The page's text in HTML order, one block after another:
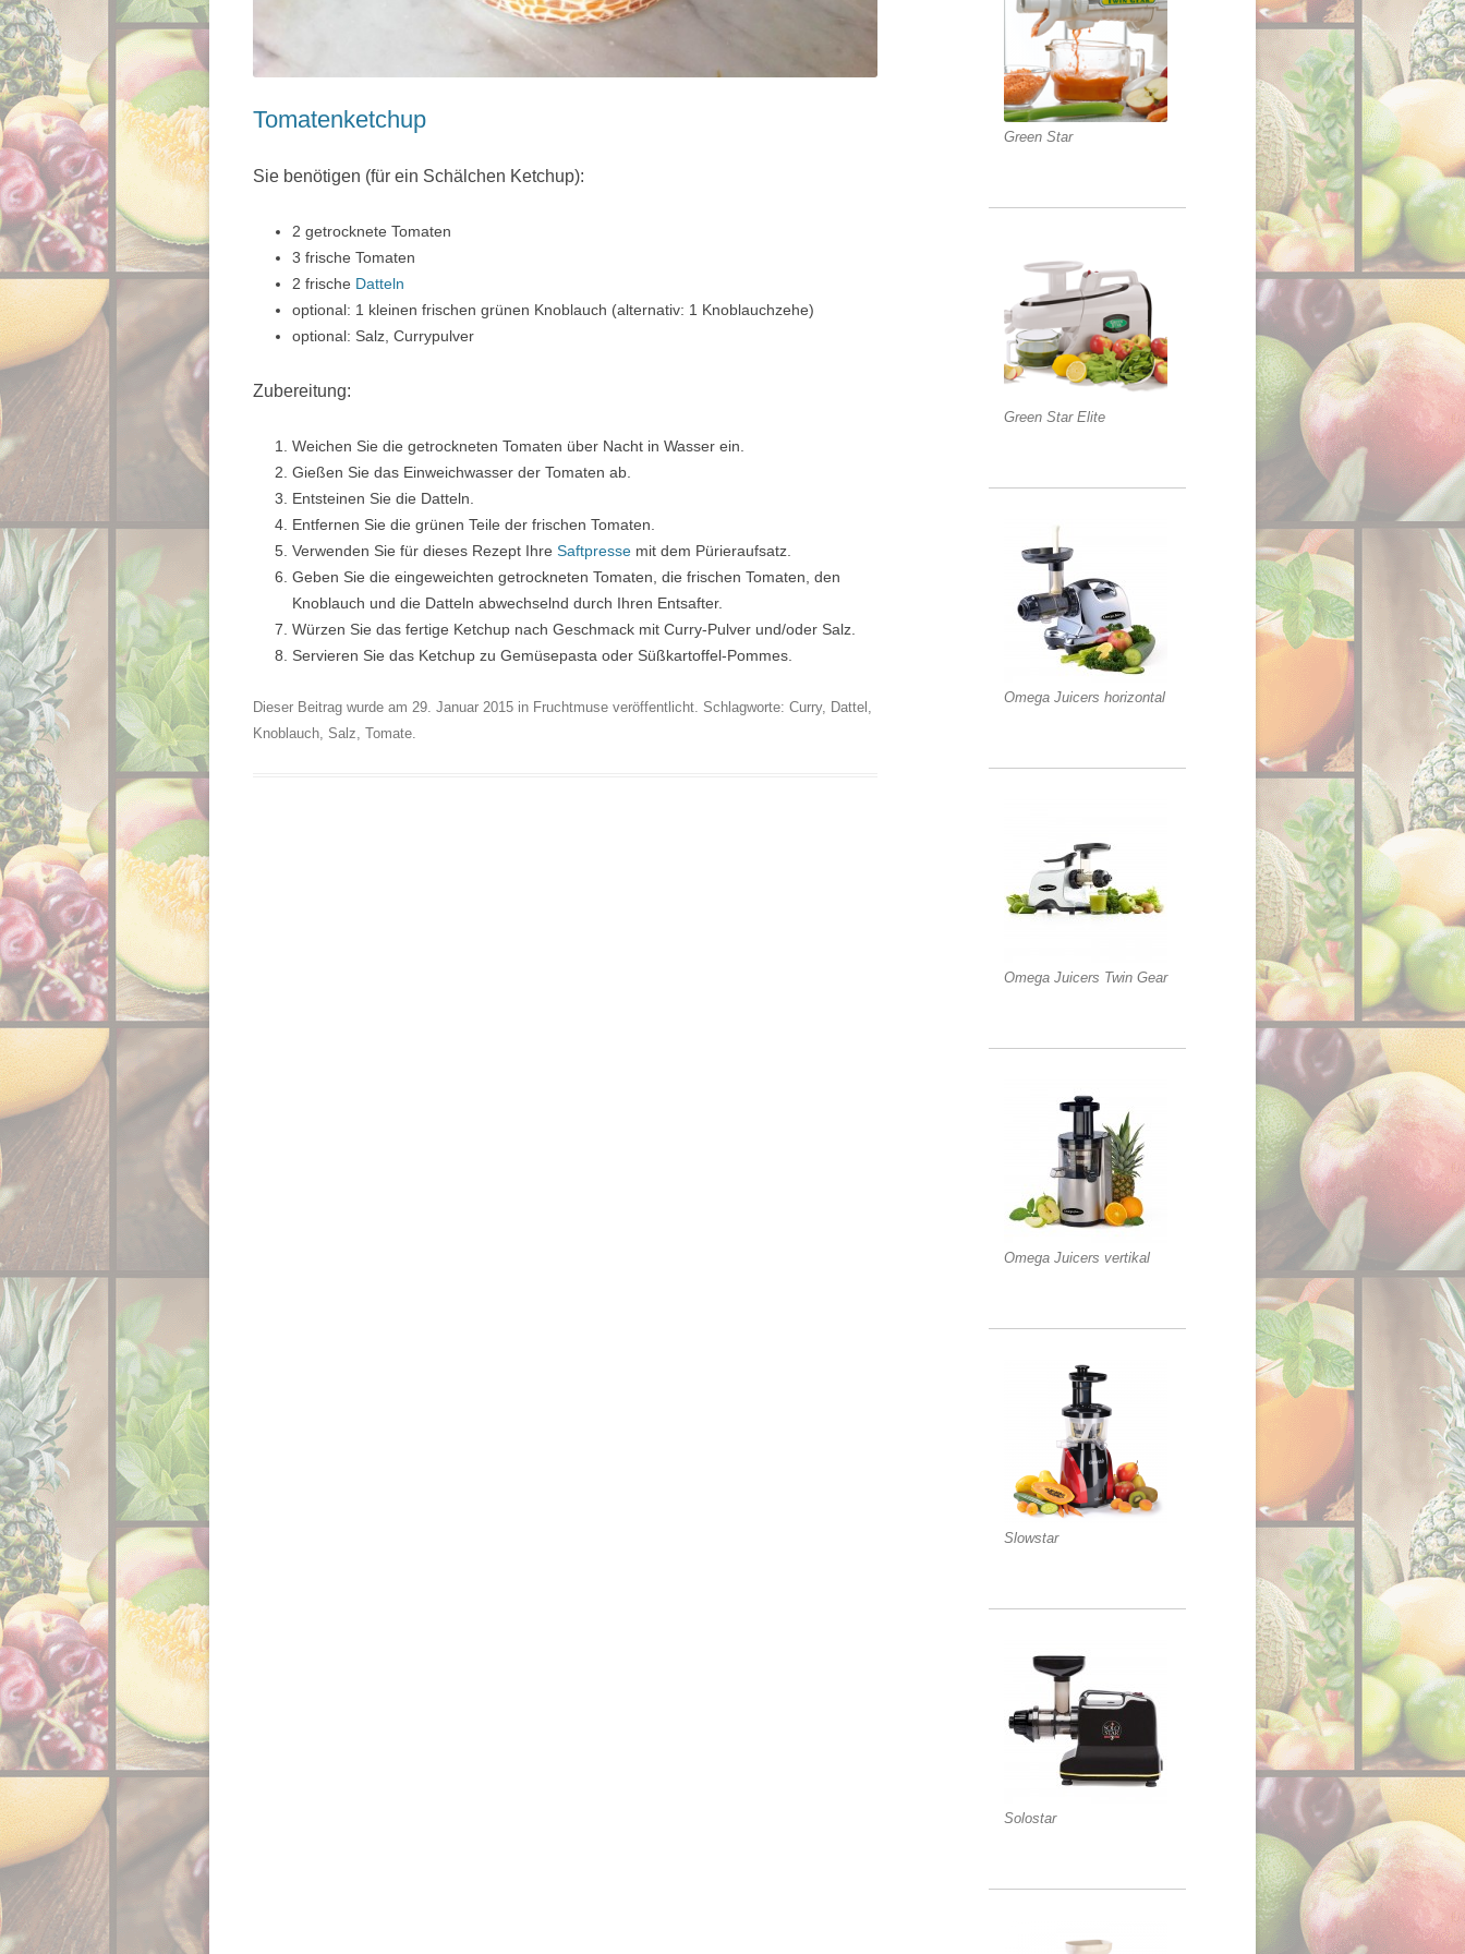
Tomatenketchup
Sie benötigen (für ein Schälchen Ketchup):
2 getrocknete Tomaten
3 frische Tomaten
2 frische Datteln
optional: 1 kleinen frischen grünen Knoblauch (alternativ: 1 Knoblauchzehe)
optional: Salz, Currypulver
Zubereitung:
Weichen Sie die getrockneten Tomaten über Nacht in Wasser ein.
Gießen Sie das Einweichwasser der Tomaten ab.
Entsteinen Sie die Datteln.
Entfernen Sie die grünen Teile der frischen Tomaten.
Verwenden Sie für dieses Rezept Ihre Saftpresse mit dem Pürieraufsatz.
Geben Sie die eingeweichten getrockneten Tomaten, die frischen Tomaten, den
Knoblauch und die Datteln abwechselnd durch Ihren Entsafter.
Würzen Sie das fertige Ketchup nach Geschmack mit Curry-Pulver und/oder Salz.
Servieren Sie das Ketchup zu Gemüsepasta oder Süßkartoffel-Pommes.
Dieser Beitrag wurde am 29. Januar 2015 in Fruchtmuse veröffentlicht. Schlagworte: Curry, Dattel ,
Knoblauch, Salz, Tomate.
Green Star
Green Star Elite
Omega Juicers horizontal
Omega Juicers Twin Gear
Omega Juicers vertikal
Slowstar
Solostar